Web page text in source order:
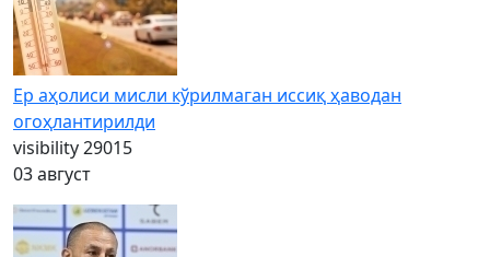
Ер аҳолиси мисли кўрилмаган иссиқ ҳаводан
огоҳлантирилди
visibility29015
03 август